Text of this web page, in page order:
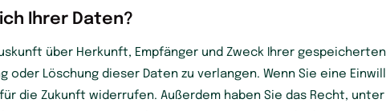
Ihrer Daten?
über Herkunft, Empfänger und Zweck Ihrer
oder Löschung dieser Daten zu verlangen. Wenn Sie eine
die Zukunft widerrufen. Außerdem haben Sie das Recht,